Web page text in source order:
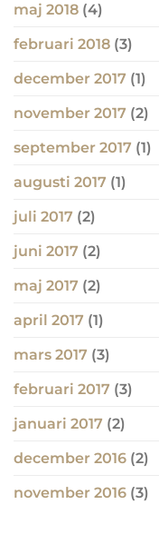
maj 2018 (4)
februari 2018 (3)
december 2017 (1)
november 2017 (2)
september 2017 (1)
augusti 2017 (1)
juli 2017 (2)
juni 2017 (2)
maj 2017 (2)
april 2017 (1)
mars 2017 (3)
februari 2017 (3)
januari 2017 (2)
december 2016 (2)
november 2016 (3)